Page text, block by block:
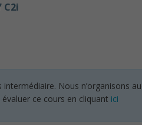
Nous n’organisons
ce cours en cliquant ici